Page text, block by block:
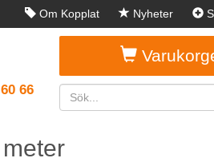
Om Kopplat Nyheter
66